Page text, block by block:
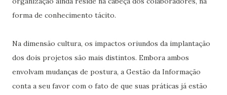
forma de conhecimento tácito.
Na dimensão cultura, os impactos oriundos da implantação
dos dois projetos são mais distintos. Embora ambos
envolvam mudanças de postura, a Gestão da Informação
conta a seu favor com o fato de que suas práticas já estão